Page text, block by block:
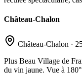
Château-Chalon
Château-Chalon ·
Plus Beau Village de
du vin jaune. Vue à